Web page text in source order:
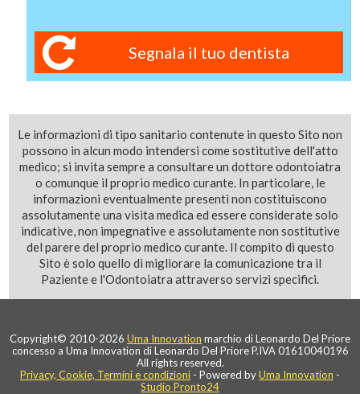
Segnala il tuo dentista
Le informazioni di tipo sanitario contenute in questo Sito non
possono in alcun modo intendersi come sostitutive dell'atto
medico; si invita sempre a consultare un dottore odontoiatra
o comunque il proprio medico curante. In particolare, le
informazioni eventualmente presenti non costituiscono
assolutamente una visita medica ed essere considerate solo
indicative, non impegnative e assolutamente non sostitutive
del parere del proprio medico curante. Il compito di questo
Sito è solo quello di migliorare la comunicazione tra il
Paziente e l'Odontoiatra attraverso servizi specifici.
Copyright© 2010-2026 Uma Innovation marchio di Leonardo Del Priore
concesso a Uma Innovation di Leonardo Del Priore P.IVA 01610040196
All rights reserved.
Privacy, Cookie, Termini e condizioni - Powered byUma Innovation -
Studio Pronto24